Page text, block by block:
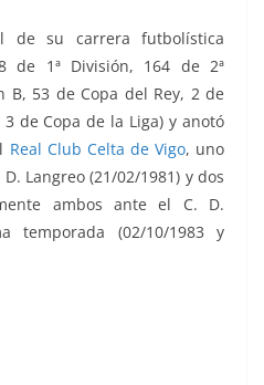
de su carrera futbolística
de 1ª División, 164 de 2ª
B, 53 de Copa del Rey, 2 de
de Copa de la Liga) y anotó
Real Club Celta de Vigo, uno
Langreo (21/02/1981) y dos
ambos ante el C. D.
temporada (02/10/1983 y